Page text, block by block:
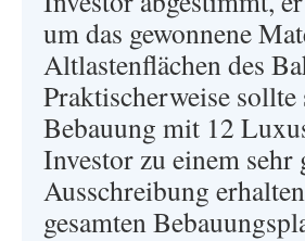
um das gewonnene
Altlastenflächen des
Praktischerweise
Bebauung mit 12
Investor zu einem
Ausschreibung
gesamten